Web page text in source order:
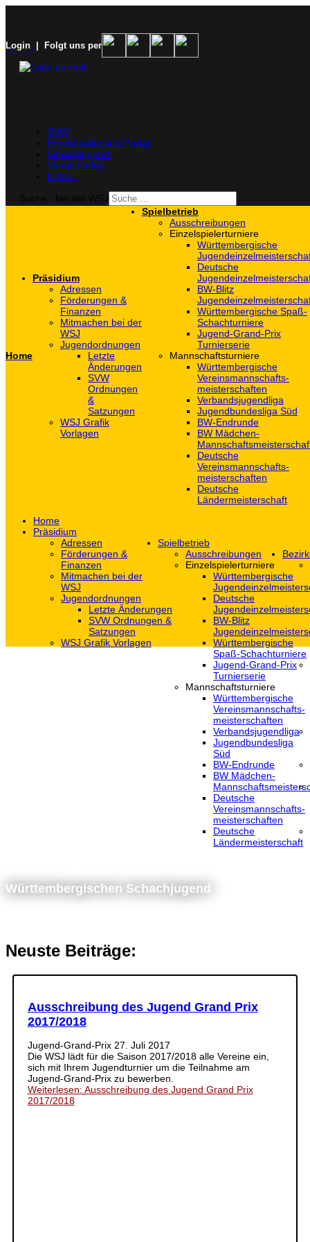
Login | Folgt uns per
SVW
Ergebnisdienst & Portal
Schachjugend
Verein finden
E-Mail
Home
Präsidium
Adressen
Förderungen &
Finanzen
Mitmachen bei der
WSJ
Jugendordnungen
Letzte
Änderungen
SVW
Ordnungen
&
Satzungen
WSJ Grafik
Vorlagen
Spielbetrieb
Ausschreibungen
Einzelspielerturniere
Württembergische
Deutsche
BW-Blitz
Württembergische Spaß-
Schachturniere
Jugend-Grand-Prix
Turnierserie
Mannschaftsturniere
Württembergische
Vereinsmannschafts-
meisterschaften
Verbandsjugendliga
Jugendbundesliga Süd
BW-Endrunde
BW Mädchen-
Deutsche
Vereinsmannschafts-
meisterschaften
Deutsche
Ländermeisterschaft
Home
Präsidium
Adressen
Förderungen &
Finanzen
Mitmachen bei der
WSJ
Jugendordnungen
Letzte Änderungen
SVW Ordnungen &
Satzungen
WSJ Grafik Vorlagen
Spielbetrieb
Ausschreibungen
Einzelspielerturniere
Württembergische
Deutsche
BW-Blitz
Württembergische
Spaß-Schachturniere
Jugend-Grand-Prix
Turnierserie
Mannschaftsturniere
Württembergische
Vereinsmannschafts-
meisterschaften
Verbandsjugendliga
Jugendbundesliga
Süd
BW-Endrunde
BW Mädchen-
Deutsche
Vereinsmannschafts-
meisterschaften
Deutsche
Ländermeisterschaft
Württembergischen Schachjugend
Neuste Beiträge:
Ausschreibung des Jugend Grand Prix
2017/2018
Jugend-Grand-Prix 27. Juli 2017
Die WSJ lädt für die Saison 2017/2018 alle Vereine ein,
sich mit Ihrem Jugendturnier um die Teilnahme am
Jugend-Grand-Prix zu bewerben.
Weiterlesen: Ausschreibung des Jugend Grand Prix
2017/2018